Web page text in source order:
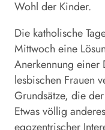
Wohl der Kinder.
Die katholische
Mittwoch eine
Anerkennung einer
lesbischen Frauen
Grundsätze, die
Etwas völlig